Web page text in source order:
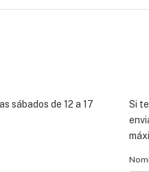
sábados de 12 a 17
Si